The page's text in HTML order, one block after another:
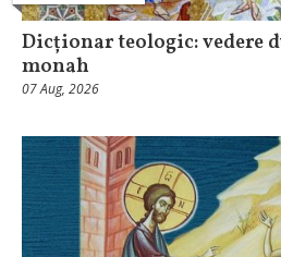
Dicționar teologic: vedere
monah
07 Aug, 2026